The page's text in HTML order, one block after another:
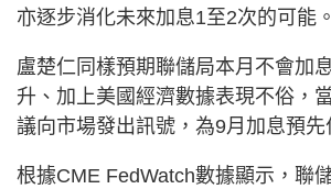
亦逐步消化未來加息1至2次的可能。
盧楚仁同樣預期聯儲局本月不會加
升、加上美國經濟數據表現不俗，
議向市場發出訊號，為9月加息預先
根據CME FedWatch數據顯示，聯